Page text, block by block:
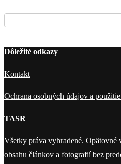
Dôležité odkazy
Kontakt
Ochrana osobných údajov a
TASR
Všetky práva vyhradené. Opätovné
obsahu článkov a fotografií bez